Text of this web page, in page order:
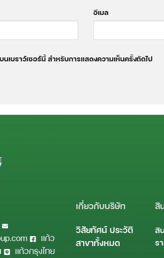
อีเมล
เบราว์เซอร์นี้ สำหรับการแสดงความเห็นครั้งถัดไป
แก้ว
แก้วกรุงไทย
เกี่ยวกับบริษัท
วิสัยทัศน์ ประวัติ
สาขาทั้งหมด
สิ
สิ
ร